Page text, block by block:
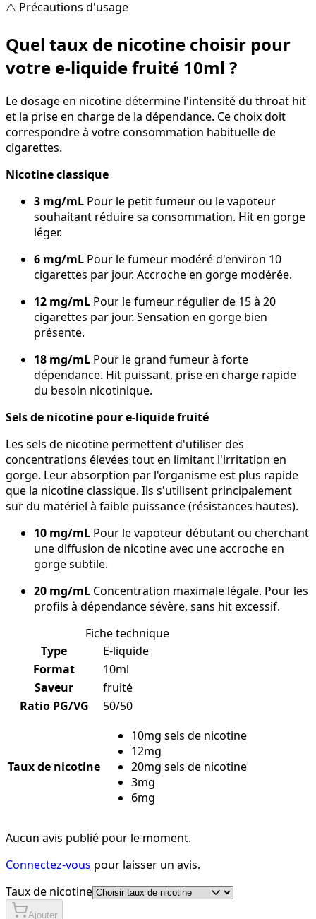
⚠️ Précautions d'usage
Quel taux de nicotine choisir pour
votre e-liquide fruité 10ml ?
Le dosage en nicotine détermine l'intensité du throat hit
et la prise en charge de la dépendance. Ce choix doit
correspondre à votre consommation habituelle de
cigarettes.
Nicotine classique
3 mg/mL Pour le petit fumeur ou le vapoteur
souhaitant réduire sa consommation. Hit en gorge
léger.
6 mg/mL Pour le fumeur modéré d'environ 10
cigarettes par jour. Accroche en gorge modérée.
12 mg/mL Pour le fumeur régulier de 15 à 20
cigarettes par jour. Sensation en gorge bien
présente.
18 mg/mL Pour le grand fumeur à forte
dépendance. Hit puissant, prise en charge rapide
du besoin nicotinique.
Sels de nicotine pour e-liquide fruité
Les sels de nicotine permettent d'utiliser des
concentrations élevées tout en limitant l'irritation en
gorge. Leur absorption par l'organisme est plus rapide
que la nicotine classique. Ils s'utilisent principalement
sur du matériel à faible puissance (résistances hautes).
10 mg/mL Pour le vapoteur débutant ou cherchant
une diffusion de nicotine avec une accroche en
gorge subtile.
20 mg/mL Concentration maximale légale. Pour les
profils à dépendance sévère, sans hit excessif.
Fiche technique
Type
E-liquide
Format
10ml
Saveur
fruité
Ratio PG/VG
50/50
Taux de nicotine
10mg sels de nicotine
12mg
20mg sels de nicotine
3mg
6mg
Aucun avis publié pour le moment.
Connectez-vous pour laisser un avis.
Taux de nicotine
Ajouter